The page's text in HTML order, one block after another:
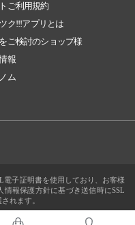
ご利用規約
ク!!!アプリとは
ご検討のショップ様
報
ム
電子証明書を使用しており、お客様
情報保護方針に基づき送信時にSSL
れます。